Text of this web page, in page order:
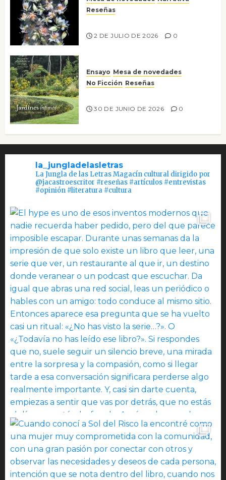
Reseñas
2 DE JULIO DE 2026 0
Ensayo Mesa de novedades
No Ficción Reseñas
30 DE JUNIO DE 2026 0
la_jungladelasletras
La Jungla de las Letras Magacín cultural dirigido por
@jacastroescritor #reseñas #artículos #entrevistas
#opinión #literatura #cultura